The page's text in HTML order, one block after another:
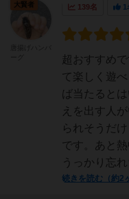
139名 1
超おすすめ
て楽しく遊
ば当たると
えを出す人
られそうだ
です。あと
うっかり忘
続きを読む（約2
大賢者